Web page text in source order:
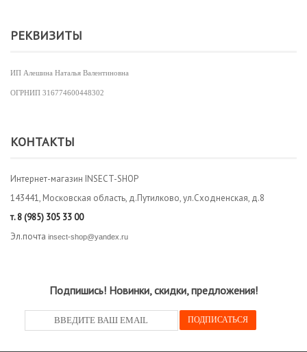
РЕКВИЗИТЫ
ИП Алешина Наталья Валентиновна
ОГРНИП 316774600448302
КОНТАКТЫ
Интернет-магазин INSECT-SHOP
143441, Московская область, д.Путилково, ул.Сходненская, д.8
т.8 (985) 305 33 00
Эл.почта insect-shop@yandex.ru
Подпишись! Новинки, скидки, предложения!